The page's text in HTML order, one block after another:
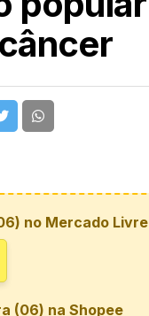
no Mercado Livre
(06) na Shopee